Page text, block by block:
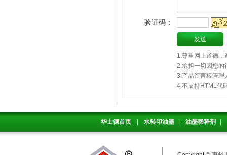
验证码：
1.尊重网上道德，
2.承担一切因您的
3.产品留言板管理
4.不支持HTML代
华士德首页 水转印油墨 油墨稀释剂